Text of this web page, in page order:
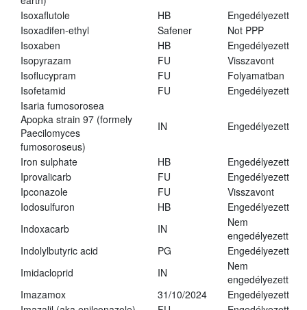
Isoxaflutole
HB
Engedélyezett
Isoxadifen-ethyl
Safener
Not PPP
Isoxaben
HB
Engedélyezett
Isopyrazam
FU
Visszavont
Isoflucypram
FU
Folyamatban
Isofetamid
FU
Engedélyezett
Isaria fumosorosea
Apopka strain 97 (formely
Paecilomyces
fumosoroseus)
IN Engedélyezett
Iron sulphate HB
Engedélyezett
Iprovalicarb
FU
Engedélyezett
Ipconazole
FU
Visszavont
Iodosulfuron
HB
Engedélyezett
Indoxacarb
IN
Nem
engedélyezett
Indolylbutyric acid
PG
Engedélyezett
Imidacloprid
IN
Nem
engedélyezett
Imazamox
31/10/2024
Engedélyezett